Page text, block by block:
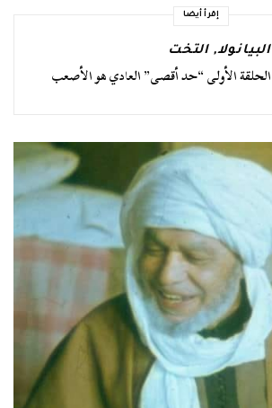
إقرأ أيضا
البيانولا,التخت
الحلقة الأولى “حد أقصى” العادي هو الأصعب